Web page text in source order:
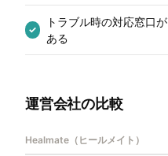
✓
トラブル時の対応窓口が
ある
運営会社の比較
Healmate（ヒールメイト）